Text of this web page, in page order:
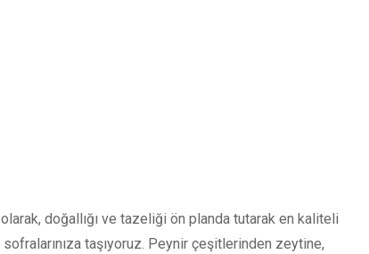
doğallığı ve tazeliği ön planda tutarak en kaliteli
taşıyoruz. Peynir çeşitlerinden zeytine,